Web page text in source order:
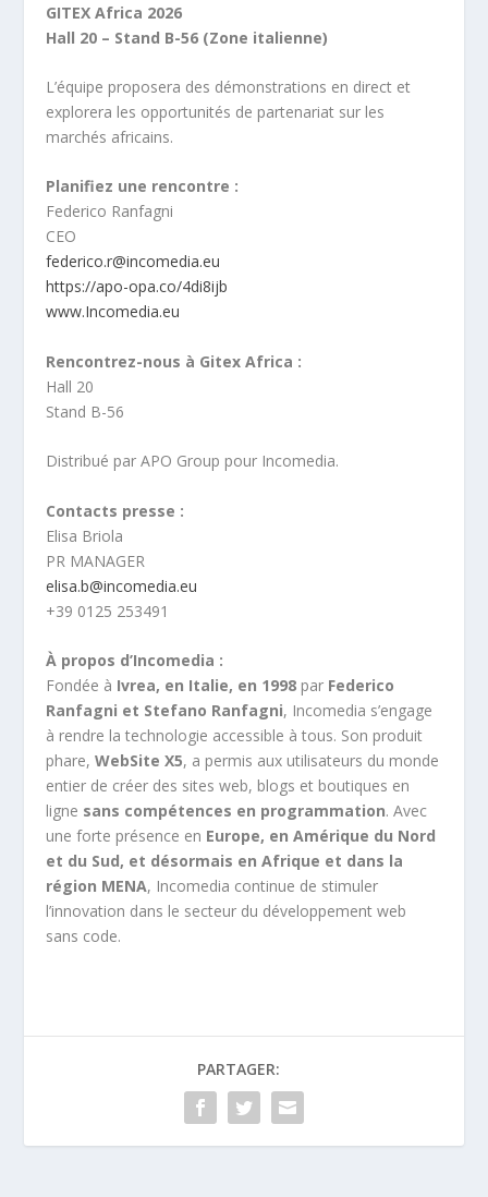
GITEX Africa 2026
Hall 20 – Stand B-56 (Zone italienne)
L’équipe proposera des démonstrations en direct et
explorera les opportunités de partenariat sur les
marchés africains.
Planifiez une rencontre :
Federico Ranfagni
CEO
federico.r@incomedia.eu
https://apo-opa.co/4di8ijb
www.Incomedia.eu
Rencontrez-nous à Gitex Africa :
Hall 20
Stand B-56
Distribué par APO Group pour Incomedia.
Contacts presse :
Elisa Briola
PR MANAGER
elisa.b@incomedia.eu
+39 0125 253491
À propos d’Incomedia :
Fondée à Ivrea, en Italie, en 1998 par Federico
Ranfagni et Stefano Ranfagni, Incomedia s’engage
à rendre la technologie accessible à tous. Son produit
phare,WebSite X5, a permis aux utilisateurs du monde
entier de créer des sites web, blogs et boutiques en
ligne sans compétences en programmation. Avec
une forte présence en Europe, en Amérique du Nord
et du Sud, et désormais en Afrique et dans la
région MENA, Incomedia continue de stimuler
l’innovation dans le secteur du développement web
sans code.
PARTAGER: